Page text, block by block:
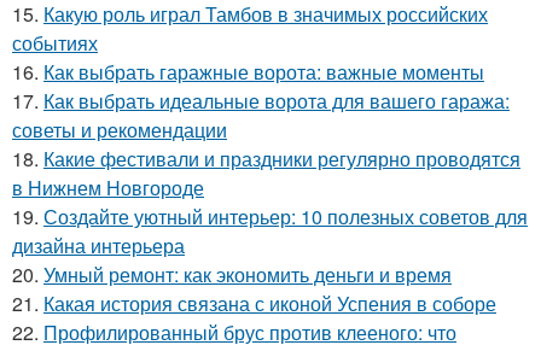
15. Какую роль играл Тамбов в значимых российских
событиях
16. Как выбрать гаражные ворота: важные моменты
17. Как выбрать идеальные ворота для вашего гаража:
советы и рекомендации
18. Какие фестивали и праздники регулярно проводятся
в Нижнем Новгороде
19. Создайте уютный интерьер: 10 полезных советов для
дизайна интерьера
20. Умный ремонт: как экономить деньги и время
21. Какая история связана с иконой Успения в соборе
22. Профилированный брус против клееного: что